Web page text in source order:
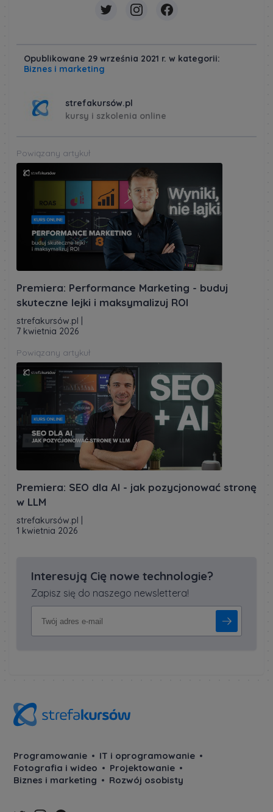
Opublikowane 29 września 2021 r. w kategorii:
Biznes i marketing
strefakursów.pl
kursy i szkolenia online
Powiązany artykuł
Premiera: Performance Marketing - buduj
skuteczne lejki i maksymalizuj ROI
strefakursów.pl
7 kwietnia 2026
Powiązany artykuł
Premiera: SEO dla AI - jak pozycjonować stronę
w LLM
strefakursów.pl
1 kwietnia 2026
Interesują Cię nowe technologie?
Zapisz się do naszego newslettera!
Programowanie
IT i oprogramowanie
Fotografia i wideo
Projektowanie
Biznes i marketing
Rozwój osobisty